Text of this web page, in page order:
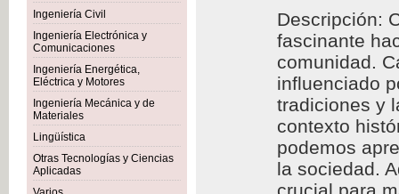
Ingeniería Civil
Ingeniería Electrónica y
Comunicaciones
Ingeniería Energética,
Eléctrica y Motores
Ingeniería Mecánica y de
Materiales
Lingüística
Otras Tecnologías y Ciencias
Aplicadas
Descripción:
fascinante
comunidad.
influenciado
tradiciones y
contexto
podemos
la sociedad.